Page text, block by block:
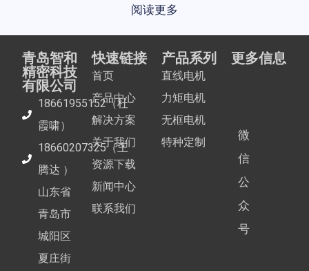
阅读更多
青岛智和
精密科技
有限公司
18661955152（杜
霞啸）
18660207325（王
腾达 ）
山东省
青岛市
城阳区
夏庄街
快速链接
首页
产品中心
解决方案
关于我们
资源下载
新闻中心
联系我们
产品系列
直线电机
力矩电机
无框电机
特种定制
更多信息
微
信
公
众
号